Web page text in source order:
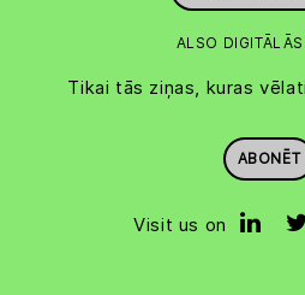
ALSO
Tikai tās ziņas, kuras
ABONĒT
Visit us on